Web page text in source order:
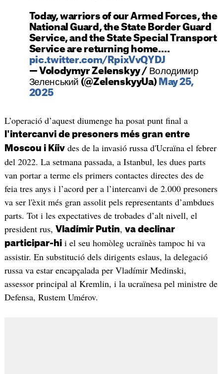
Today, warriors of our Armed Forces, the
National Guard, the State Border Guard
Service, and the State Special Transport
Service are returning home.…
pic.twitter.com/RpixVvQYDJ
— Volodymyr Zelenskyy / Володимир
Зеленський (@ZelenskyyUa) May 25,
2025
L’operació d’aquest diumenge ha posat punt final a
l'intercanvi de presoners més gran entre
Moscou i Kíivdes de la invasió russa d'Ucraïna el febrer
del 2022. La setmana passada, a Istanbul, les dues parts
van portar a terme els primers contactes directes des de
feia tres anys i l’acord per a l’intercanvi de 2.000 presoners
va ser l'èxit més gran assolit pels representants d’ambdues
parts. Tot i les expectatives de trobades d’alt nivell, el
president rus, Vladímir Putin, va declinar
participar-hii el seu homòleg ucraïnès tampoc hi va
assistir. En substitució dels dirigents eslaus, la delegació
russa va estar encapçalada per Vladímir Medinski,
assessor principal al Kremlin, i la ucraïnesa pel ministre de
Defensa, Rustem Umérov.